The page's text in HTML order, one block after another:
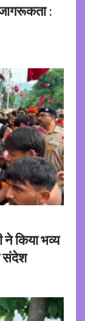
:
ने किया भव्य
संदेश